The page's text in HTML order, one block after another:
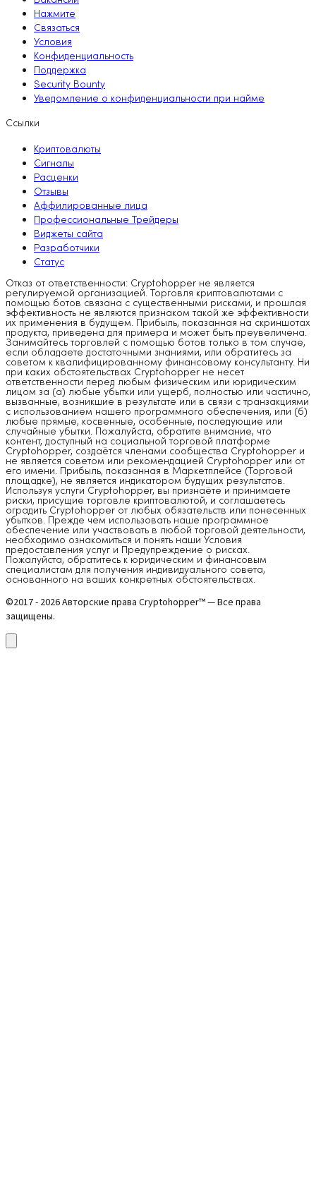
Нажмите
Связаться
Условия
Конфиденциальность
Поддержка
Security Bounty
Уведомление о конфиденциальности при найме
Ссылки
Криптовалюты
Сигналы
Расценки
Отзывы
Аффилированные лица
Профессиональные Трейдеры
Виджеты сайта
Разработчики
Статус
Отказ от ответственности: Cryptohopper не является
регулируемой организацией. Торговля криптовалютами с
помощью ботов связана с существенными рисками, и прошлая
эффективность не являются признаком такой же эффективности
их применения в будущем. Прибыль, показанная на скриншотах
продукта, приведена для примера и может быть преувеличена.
Занимайтесь торговлей с помощью ботов только в том случае,
если обладаете достаточными знаниями, или обратитесь за
советом к квалифицированному финансовому консультанту. Ни
при каких обстоятельствах Cryptohopper не несет
ответственности перед любым физическим или юридическим
лицом за (а) любые убытки или ущерб, полностью или частично,
вызванные, возникшие в результате или в связи с транзакциями
с использованием нашего программного обеспечения, или (б)
любые прямые, косвенные, особенные, последующие или
случайные убытки. Пожалуйста, обратите внимание, что
контент, доступный на социальной торговой платформе
Cryptohopper, создаётся членами сообщества Cryptohopper и
не является советом или рекомендацией Cryptohopper или от
его имени. Прибыль, показанная в Маркетплейсе (Торговой
площадке), не является индикатором будущих результатов.
Используя услуги Cryptohopper, вы признаёте и принимаете
риски, присущие торговле криптовалютой, и соглашаетесь
оградить Cryptohopper от любых обязательств или понесенных
убытков. Прежде чем использовать наше программное
обеспечение или участвовать в любой торговой деятельности,
необходимо ознакомиться и понять наши Условия
предоставления услуг и Предупреждение о рисках.
Пожалуйста, обратитесь к юридическим и финансовым
специалистам для получения индивидуального совета,
основанного на ваших конкретных обстоятельствах.
©2017 - 2026 Авторские права Cryptohopper™ — Все права
защищены.